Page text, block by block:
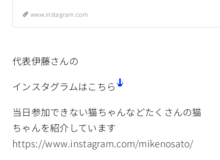
www.instagram.com
代表伊藤さんの
インスタグラムはこちら
当日参加できない猫ちゃんなどたくさんの猫
ちゃんを紹介しています
https://www.instagram.com/mikenosato/